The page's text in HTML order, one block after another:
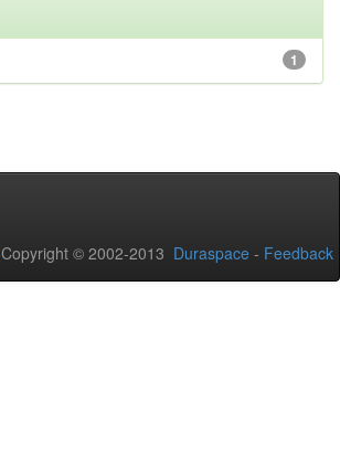
1
Copyright © 2002-2013 Duraspace - Feedback